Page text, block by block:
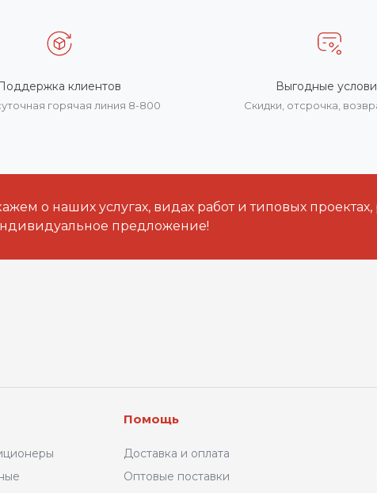
клиентов
горячая линия 8-800
Выгодные
Скидки, отсрочка,
о наших услугах, видах работ и типовых проектах,
предложение!
Помощь
Доставка и оплата
Оптовые поставки